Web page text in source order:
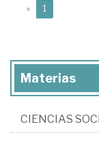
« 1
Materias
CIENCIAS